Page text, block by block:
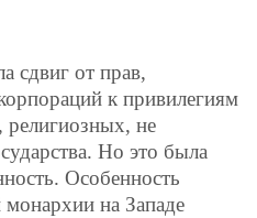
сдвиг от прав,
к привилегиям
не
Но это была
Особенность
на Западе